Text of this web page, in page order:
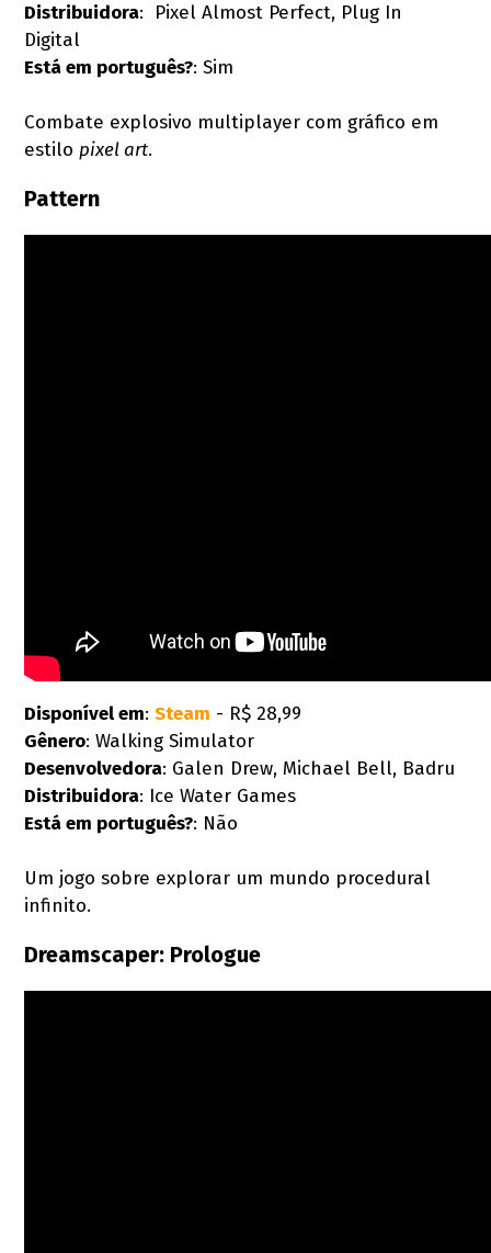
Distribuidora: Pixel Almost Perfect, Plug In
Digital
Está em português?: Sim
Combate explosivo multiplayer com gráfico em
estilopixel art.
Pattern
Disponível em:Steam - R$ 28,99
Gênero: Walking Simulator
Desenvolvedora: Galen Drew, Michael Bell, Badru
Distribuidora: Ice Water Games
Está em português?: Não
Um jogo sobre explorar um mundo procedural
infinito.
Dreamscaper: Prologue